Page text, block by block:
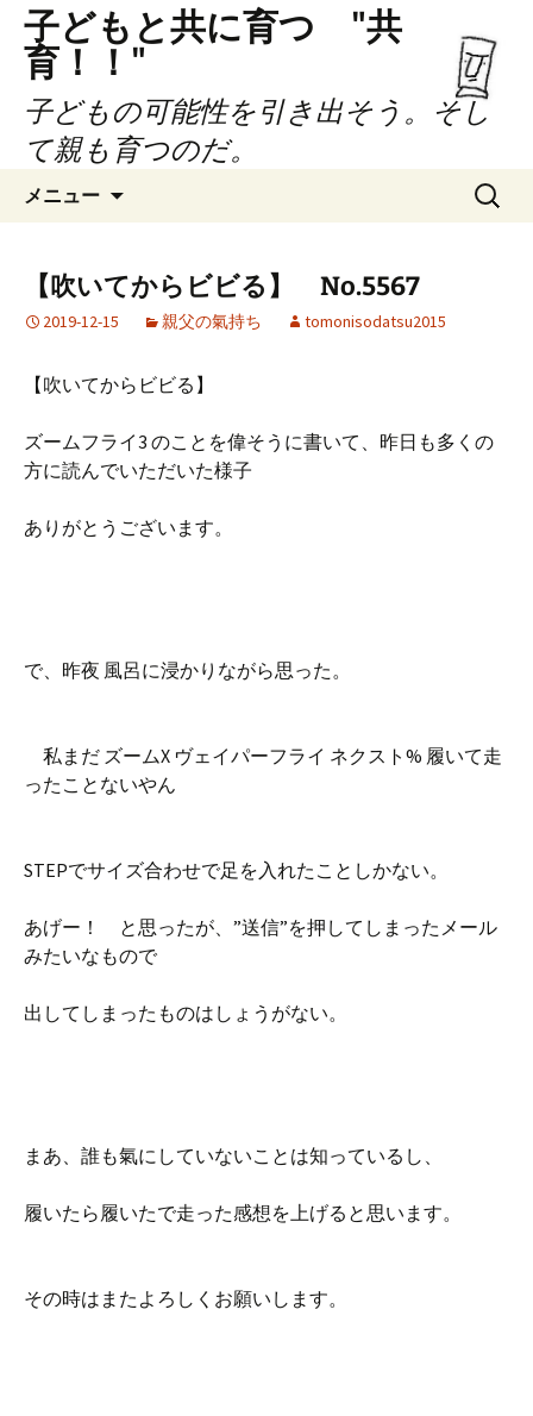
子どもと共に育つ "共
育！！"
子どもの可能性を引き出そう。そし
て親も育つのだ。
メニュー
ツ
キ
プ
検
索:
【吹いてからビビる】 No.5567
2019-12-15 親父の氣持ち tomonisodatsu2015
【吹いてからビビる】
ズームフライ3 のことを偉そうに書いて、昨日も多くの
方に読んでいただいた様子
ありがとうございます。
で、昨夜 風呂に浸かりながら思った。
私まだ ズームX ヴェイパーフライ ネクスト% 履いて走
ったことないやん
STEPでサイズ合わせで足を入れたことしかない。
あげー！ と思ったが、”送信”を押してしまったメール
みたいなもので
出してしまったものはしょうがない。
まあ、誰も氣にしていないことは知っているし、
履いたら履いたで走った感想を上げると思います。
その時はまたよろしくお願いします。